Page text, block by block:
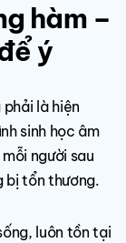
hàm –
ý
phải là hiện
sinh học âm
người sau
bị tổn thương.
luôn tồn tại